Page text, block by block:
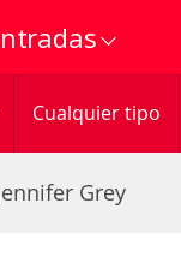
Cualquier tipo
Grey